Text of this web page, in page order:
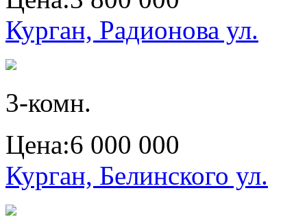
Курган, Радионова ул.
3-комн.
Цена:6 000 000
Курган, Белинского ул.